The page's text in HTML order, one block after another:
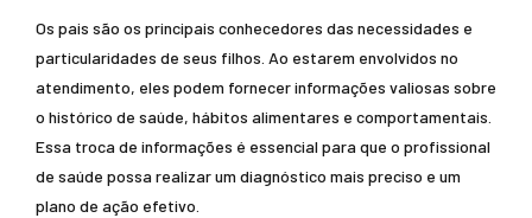
Os pais são os principais conhecedores das necessidades e
particularidades de seus filhos. Ao estarem envolvidos no
atendimento, eles podem fornecer informações valiosas sobre
o histórico de saúde, hábitos alimentares e comportamentais.
Essa troca de informações é essencial para que o profissional
de saúde possa realizar um diagnóstico mais preciso e um
plano de ação efetivo.